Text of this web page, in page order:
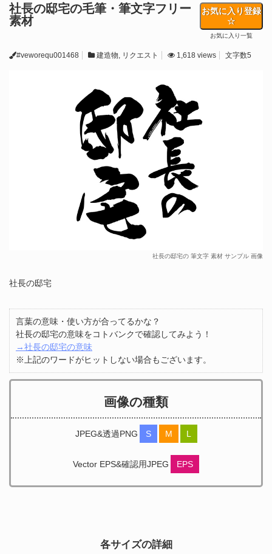
社長の邸宅の毛筆・筆文字フリー
素材
お気に入り登録
お気に入り一覧
#veworequ001468 建造物, リクエスト 1,618 views 文字数5
社長の邸宅の 筆文字 素材 サンプル 画像
社長の邸宅
言葉の意味・使い方が合ってるかな？
社長の邸宅の意味をコトバンクで確認してみよう！
→社長の邸宅の意味
※上記のワードがヒットしない場合もございます。
画像の種類
JPEG&透過PNG S M L
Vector EPS&確認用JPEG EPS
各サイズの詳細